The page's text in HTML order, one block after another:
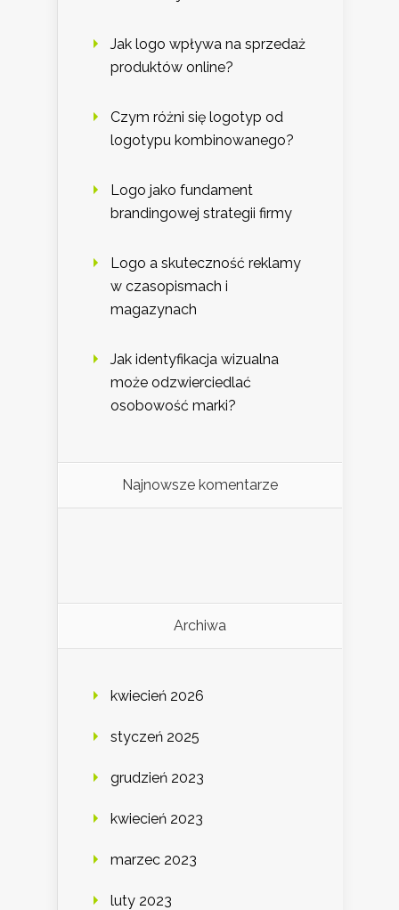
Jak logo wpływa na sprzedaż
produktów online?
Czym różni się logotyp od
logotypu kombinowanego?
Logo jako fundament
brandingowej strategii firmy
Logo a skuteczność reklamy
w czasopismach i
magazynach
Jak identyfikacja wizualna
może odzwierciedlać
osobowość marki?
Najnowsze komentarze
Archiwa
kwiecień 2026
styczeń 2025
grudzień 2023
kwiecień 2023
marzec 2023
luty 2023